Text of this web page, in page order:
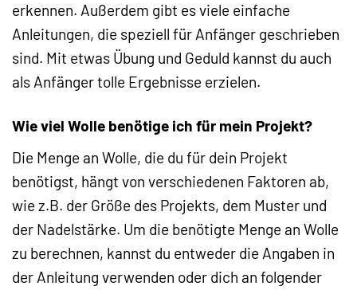
erkennen. Außerdem gibt es viele einfache
Anleitungen, die speziell für Anfänger geschrieben
sind. Mit etwas Übung und Geduld kannst du auch
als Anfänger tolle Ergebnisse erzielen.
Wie viel Wolle benötige ich für mein Projekt?
Die Menge an Wolle, die du für dein Projekt
benötigst, hängt von verschiedenen Faktoren ab,
wie z.B. der Größe des Projekts, dem Muster und
der Nadelstärke. Um die benötigte Menge an Wolle
zu berechnen, kannst du entweder die Angaben in
der Anleitung verwenden oder dich an folgender